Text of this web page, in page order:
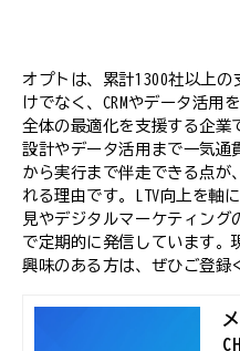
オプトは、累計1300社以上
けでなく、CRMやデータ活用
全体の最適化を支援する企業
設計やデータ活用まで一気通
から実行まで伴走できる点が
れる理由です。LTV向上を軸
見やデジタルマーケティング
で定期的に発信しています。
興味のある方は、ぜひご登録